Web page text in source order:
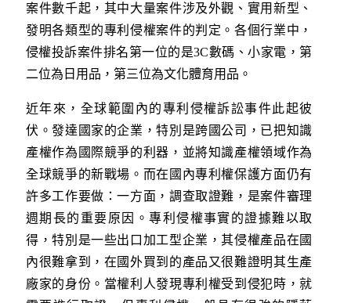
案件數千起，其中大量案件涉及外觀、實用新型、
發明各類型的專利侵權案件的判定。各個行業中，
侵權投訴案件排名第一位的是3C數碼、小家電，第
二位為日用品，第三位為文化體育用品。
近年來，全球範圍內的專利侵權訴訟事件此起彼
伏。發達國家的企業，特別是跨國公司，已把知識
產權作為國際競爭的利器，並將知識產權領域作為
全球競爭的新戰場。而在國內專利權保護方面仍有
許多工作要做：一方面，調查取證難，是案件審理
週期長的重要原因。專利侵權事實的證據難以取
得，特別是一些出口加工型企業，其侵權產品在國
內很難拿到，在國外買到的產品又很難證明其生產
廠家的身份。當權利人發現專利權受到侵犯時，就